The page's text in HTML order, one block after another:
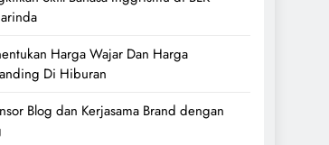
Harga Wajar Dan Harga
Di Hiburan
Blog dan Kerjasama Brand dengan